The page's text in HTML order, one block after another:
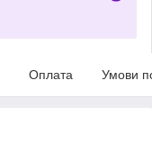
Оплата Умови